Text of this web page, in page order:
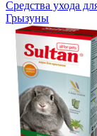
Средства ухода
Грызуны